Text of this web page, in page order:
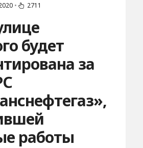
• 2711
будет
за
работы